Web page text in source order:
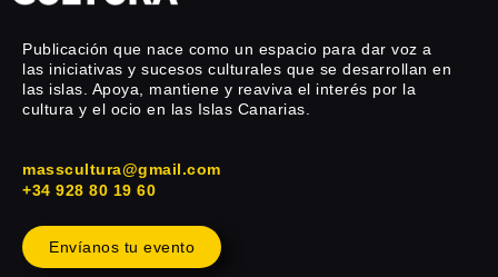
Publicación que nace como un espacio para dar voz a
las iniciativas y sucesos culturales que se desarrollan en
las islas. Apoya, mantiene y reaviva el interés por la
cultura y el ocio en las Islas Canarias.
masscultura@gmail.com
+34 928 80 19 60
Envíanos tu evento